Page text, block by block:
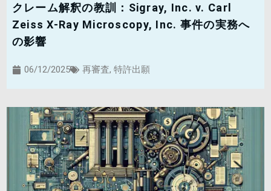
クレーム解釈の教訓：Sigray, Inc. v. Carl
Zeiss X-Ray Microscopy, Inc. 事件の実務へ
の影響
06/12/2025 再審査, 特許出願